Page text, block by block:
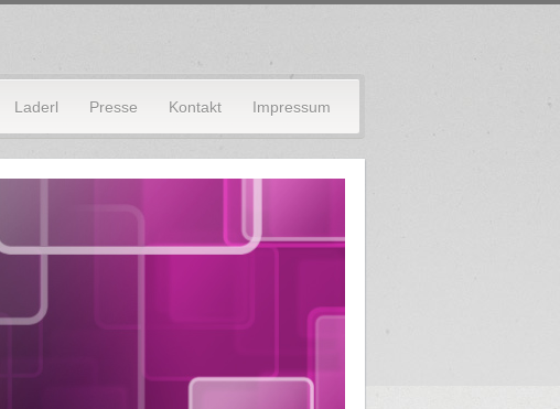
Laderl Presse Kontakt Impressum